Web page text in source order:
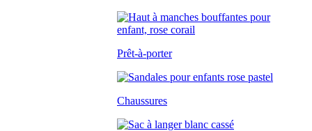
Prêt-à-porter
Chaussures